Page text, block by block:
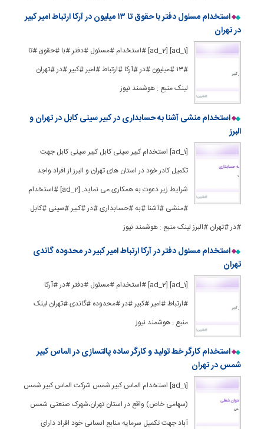
استخدام مسئول دفتر با حقوق تا ۱۳ میلیون در آرکا ارتباط امیر کبیر
در تهران
[ad_1] [ad_2] #استخدام #مسئول #دفتر #با #حقوق #تا
#۱۳ #میلیون #در #آرکا #ارتباط #امیر #کبیر #در #تهران
لینک منبع : هوشمند نیوز
استخدام منشی آشنا به حسابداری در کبیر سینی کابل در تهران و
البرز
[ad_1] استخدام کبیر سینی کابل کبیر سینی کابل جهت
تکمیل کادر خود در استان های تهران و البرز از افراد واجد
شرایط زیر دعوت به همکاری می نماید. [ad_2] #استخدام
#منشی #آشنا #به #حسابداری #در #کبیر #سینی #کابل
#در #تهران #البرز لینک منبع : هوشمند نیوز
استخدام مسئول دفتر در آرکا ارتباط امیر کبیر در محدوده گاندی
تهران
[ad_1] [ad_2] #استخدام #مسئول #دفتر #در #آرکا
#ارتباط #امیر #کبیر #در #محدوده #گاندی #تهران لینک
منبع : هوشمند نیوز
استخدام کارگر خط تولید و کارگر ساده پالتسازی در الماس کبیر
شمس در تهران
[ad_1] استخدام الماس کبیر شمس شرکت الماس کبیر شمس
(سهامی خاص) واقع در استان تهران،شهرک صنعتی شمس
آباد جهت تکمیل سرمایه منابع انسانی خود افراد دارای